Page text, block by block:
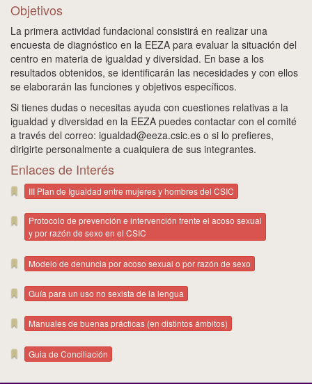
Objetivos
La primera actividad fundacional consistirá en realizar una
encuesta de diagnóstico en la EEZA para evaluar la situación del
centro en materia de igualdad y diversidad. En base a los
resultados obtenidos, se identificarán las necesidades y con ellos
se elaborarán las funciones y objetivos específicos.
Si tienes dudas o necesitas ayuda con cuestiones relativas a la
igualdad y diversidad en la EEZA puedes contactar con el comité
a través del correo: igualdad@eeza.csic.es o si lo prefieres,
dirigirte personalmente a cualquiera de sus integrantes.
Enlaces de Interés
III Plan de Igualdad entre mujeres y hombres del CSIC
Protocolo de prevención e intervención frente el acoso sexual
y por razón de sexo en el CSIC
Modelo de denuncia por acoso sexual o por razón de sexo
Guía para un uso no sexista de la lengua
Manuales de buenas prácticas (en distintos ámbitos)
Guia de Conciliación